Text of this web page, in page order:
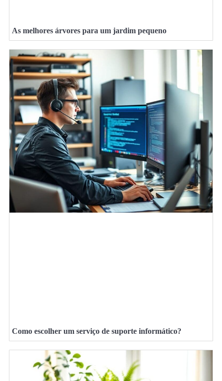
As melhores árvores para um jardim pequeno
Como escolher um serviço de suporte informático?